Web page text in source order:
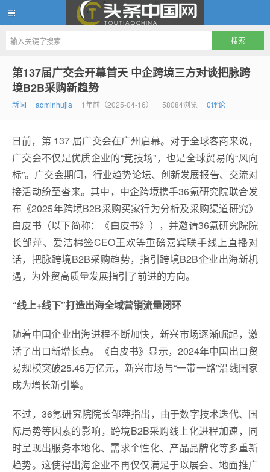
头条中国网
第137届广交会开幕首天 中企跨境三方对谈把脉跨
境B2B采购新趋势
新闻 adminhujia 1年前（2025-04-16） 58084浏览 0评论
日前，第 137 届广交会在广州启幕。对于全球客商来说，
广交会不仅是优质企业的“竞技场”，也是全球贸易的“风向
标”。广交会期间，行业趋势论坛、创新发展报告、交流对
接活动纷至沓来。其中，中企跨境携手36氪研究院联合发
布《2025年跨境B2B采购买家行为分析及采购渠道研究》
白皮书（以下简称：《白皮书》），并邀请36氪研究院院
长邹萍、爱洁棉签CEO王欢等重磅嘉宾联手线上直播对
话，把脉跨境B2B采购趋势，指引跨境B2B企业出海新机
遇，为外贸高质量发展指引了前进的方向。
“线上+线下”打造出海全域营销流量闭环
随着中国企业出海进程不断加快，新兴市场逐渐崛起，激
活了出口新增长点。《白皮书》显示，2024年中国出口贸
易规模突破25.45万亿元，新兴市场与“一带一路”沿线国家
成为增长新引擎。
不过，36氪研究院院长邹萍指出，由于数字技术迭代、国
际局势等因素的影响，跨境B2B采购线上化进程加速，同
时呈现出服务本地化、需求个性化、产品品牌化等多重新
趋势。这使得出海企业不再仅仅满足于以展会、地面推广